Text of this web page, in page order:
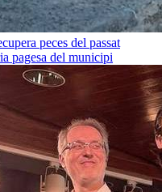
peces del passat
pagesa del municipi